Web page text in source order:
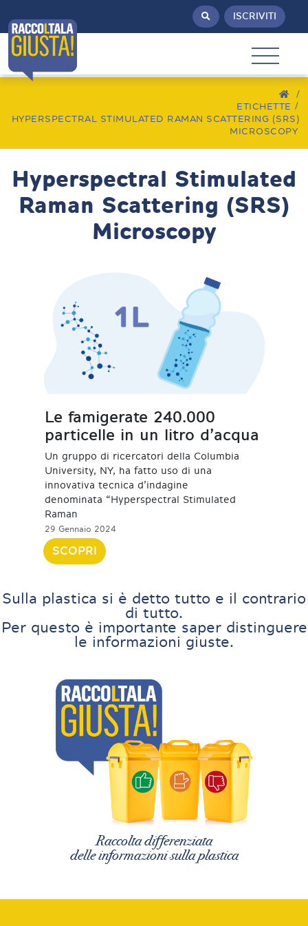
ISCRIVITI
/
ETICHETTE
HYPERSPECTRAL STIMULATED RAMAN SCATTERING (SRS)
MICROSCOPY
Hyperspectral Stimulated
Raman Scattering (SRS)
Microscopy
Le famigerate 240.000
particelle in un litro d’acqua
Un gruppo di ricercatori della Columbia
University, NY, ha fatto uso di una
innovativa tecnica d’indagine
denominata “Hyperspectral Stimulated
Raman
29 Gennaio 2024
SCOPRI
Sulla plastica si è detto tutto e il contrario
di tutto.
Per questo è importante saper distinguere
le informazioni giuste.
Raccolta differenziata
delle informazioni sulla plastica